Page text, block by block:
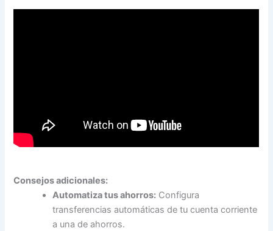
Consejos adicionales:
Automatiza tus ahorros: Configura
transferencias automáticas de tu cuenta corriente
a una de ahorros.